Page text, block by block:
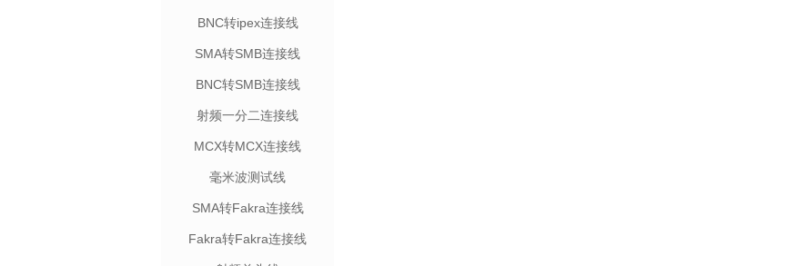
BNC转ipex连接线
SMA转SMB连接线
BNC转SMB连接线
射频一分二连接线
MCX转MCX连接线
毫米波测试线
SMA转Fakra连接线
Fakra转Fakra连接线